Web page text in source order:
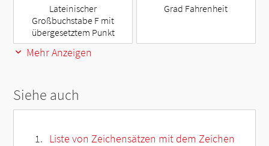
Lateinischer
Großbuchstabe F mit
übergesetztem Punkt
Grad Fahrenheit
Mehr Anzeigen
Siehe auch
Liste von Zeichensätzen mit dem Zeichen